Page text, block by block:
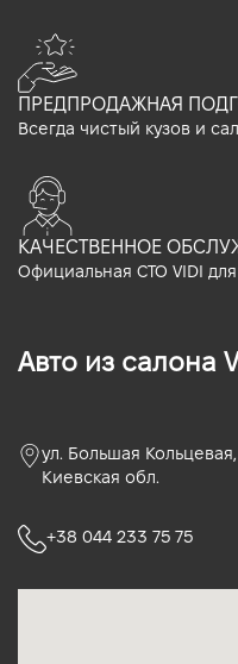
ПРЕДПРОДАЖНАЯ
Всегда чистый кузов и
КАЧЕСТВЕННОЕ
Официальная СТО VIDI
Авто из салона
ул. Большая
Киевская обл.
+38 044 233 75 75